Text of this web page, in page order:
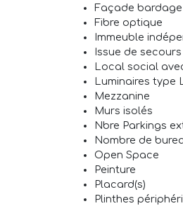
Façade
Fibre optique
Immeuble
Issue de secours
Local social
Luminaires type
Mezzanine
Murs isolés
Nbre Parkings
Nombre de
Open Space
Peinture
Placard(s)
Plinthes